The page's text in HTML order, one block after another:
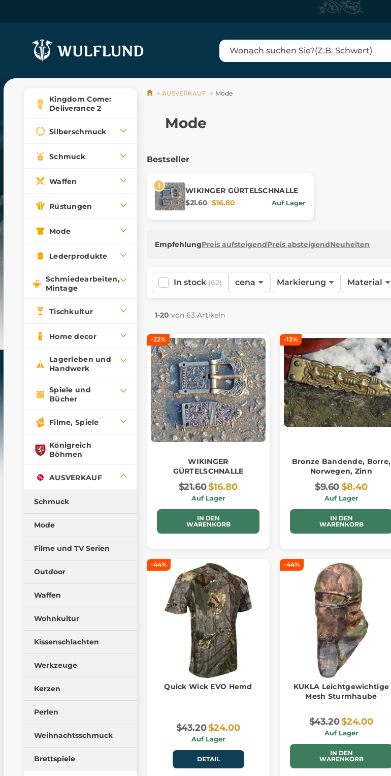
Kingdom Come:
Deliverance 2
Silberschmuck
Schmuck
Waffen
Rüstungen
Mode
Lederprodukte
Schmiedearbeiten,
Mintage
Tischkultur
Home decor
Lagerleben und
Handwerk
Spiele und
Bücher
Filme, Spiele
Königreich
Böhmen
AUSVERKAUF
Schmuck
Mode
Filme und TV Serien
Outdoor
Waffen
Wohnkultur
Kissenschlachten
Werkzeuge
Kerzen
Perlen
Weihnachtsschmuck
Brettspiele
AUSVERKAUF Mode
Mode
Bestseller
WIKINGER GÜRTELSCHNALLE
$21.60 $16.80 Auf Lager
EmpfehlungPreis aufsteigendPreis absteigendNeuheiten
In stock (62) cena Markierung Material
1-20 von 63 Artikeln
-22%
WIKINGER
GÜRTELSCHNALLE
$21.60$16.80
Auf Lager
IN DEN
WARENKORB
-13%
Bronze Bandende, Borre,
Norwegen, Zinn
$9.60$8.40
Auf Lager
IN DEN
WARENKORB
-44%
Quick Wick EVO Hemd
$43.20$24.00
Auf Lager
DETAIL
-44%
KUKLA Leichtgewichtige
Mesh Sturmhaube
$43.20$24.00
Auf Lager
IN DEN
WARENKORB